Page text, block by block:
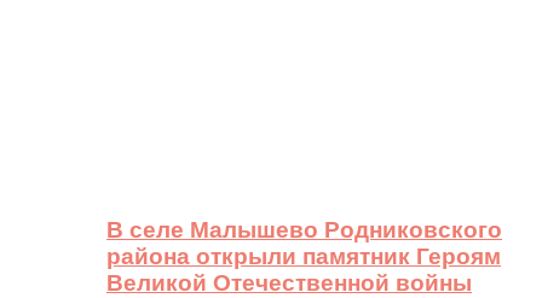
В селе Малышево Родниковского
района открыли памятник Героям
Великой Отечественной войны